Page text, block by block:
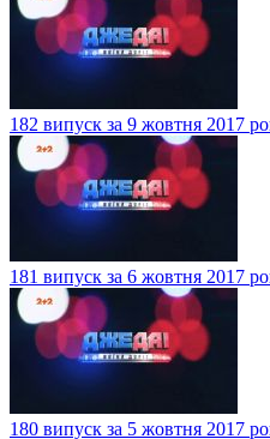
182 випуск за 9 жовтня 2017
181 випуск за 6 жовтня 2017
180 випуск за 5 жовтня 2017